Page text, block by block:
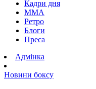
Кадри дня
ММА
Ретро
Блоги
Преса
Адмінка
Новини боксу